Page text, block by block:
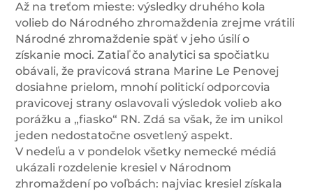
Až na treťom mieste: výsledky druhého kola
volieb do Národného zhromaždenia zrejme vrátili
Národné zhromaždenie späť v jeho úsilí o
získanie moci. Zatiaľ čo analytici sa spočiatku
obávali, že pravicová strana Marine Le Penovej
dosiahne prielom, mnohí politickí odporcovia
pravicovej strany oslavovali výsledok volieb ako
porážku a „fiasko“ RN. Zdá sa však, že im unikol
jeden nedostatočne osvetlený aspekt.
V nedeľu a v pondelok všetky nemecké médiá
ukázali rozdelenie kresiel v Národnom
zhromaždení po voľbách: najviac kresiel získala